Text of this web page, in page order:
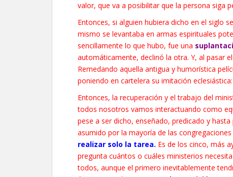
valor, que va a posibilitar que la persona siga
Entonces, si alguien hubiera dicho en el siglo
mismo se levantaba en armas espirituales
sencillamente lo que hubo, fue una
automáticamente, declinó la otra. Y, al pasar
Remedando aquella antigua y humorística
poniendo en cartelera su imitación
Entonces, la recuperación y el trabajo del
todos nosotros vamos interactuando como
pese a ser dicho, enseñado, predicado y
asumido por la mayoría de las
realizar solo la tarea. Es de los cinco, más
pregunta cuántos o cuáles ministerios
todos, aunque el primero inevitablemente